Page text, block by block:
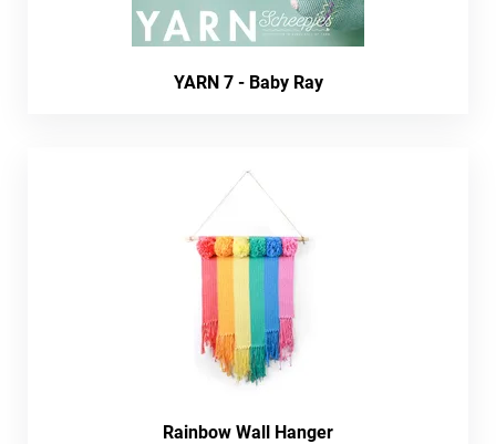
YARN 7 - Baby Ray
Rainbow Wall Hanger